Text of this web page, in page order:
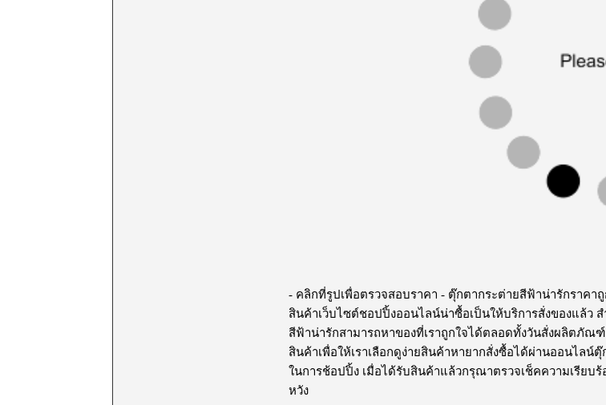
- คลิกที่รูปเพื่อตรวจสอบราคา - ตุ๊กตากระต่ายสีฟ้าน่ารักราคาถู
สินค้าเว็บไซต์ชอปปิ้งออนไลน์น่าซื้อเป็นให้บริการสั่งของแล้ว
สีฟ้าน่ารักสามารถหาของที่เราถูกใจได้ตลอดทั้งวันสั่งผลิตภั
สินค้าเพื่อให้เราเลือกดูง่ายสินค้าหายากสั่งซื้อได้ผ่านออนไล
ในการช้อปปิ้ง เมื่อได้รับสินค้าแล้วกรุณาตรวจเช็คความเรีย
หวัง